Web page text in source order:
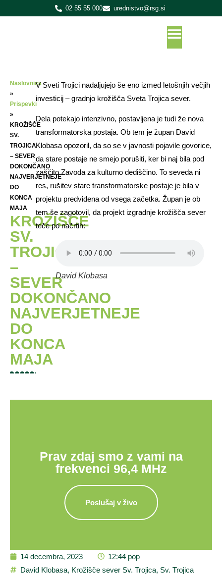
02 55 55 000 urednistvo@rsg.si
Naslovnica
»
Prispevki
»
KROŽIŠČE
SV.
TROJICA
– SEVER
DOKONČANO
NAJVERJETNEJE
DO
KONCA
MAJA
KROŽIŠČE
SV.
TROJICA
–
SEVER
DOKONČANO
NAJVERJETNEJE
DO
KONCA
MAJA
V Sveti Trojici nadaljujejo še eno izmed letošnjih večjih
investicij – gradnjo krožišča Sveta Trojica sever.
Dela potekajo intenzivno, postavljena je tudi že nova
transformatorska postaja. Ob tem je župan David
Klobasa opozoril, da so se v javnosti pojavile govorice,
da stare postaje ne smejo porušiti, ker bi naj bila pod
zaščito Zavoda za kulturno dediščino. To seveda ni
res, rušitev stare transformatorske postaje je bila v
projektu predvidena od vsega začetka. Župan je ob
tem še zagotovil, da projekt izgradnje krožišča sever
teče po načrtih:
David Klobasa
Prav zdaj smo z vami na
frekvenci 96,4 MHz
Poslušaj v živo
14 decembra, 2023
12:44 pop
David Klobasa, Krožišče sever Sv. Trojica, Sv. Trojica